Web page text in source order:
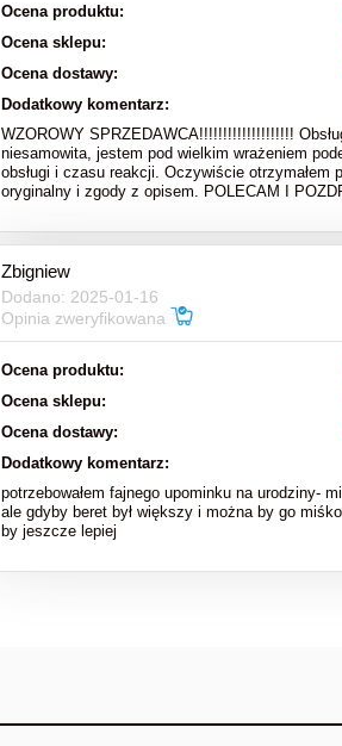
Ocena produktu:
Ocena sklepu:
Ocena dostawy:
Dodatkowy komentarz:
WZOROWY SPRZEDAWCA!!!!!!!!!!!!!!!!!!!!
niesamowita, jestem pod wielkim wrażeniem
obsługi i czasu reakcji. Oczywiście otrzymałem
oryginalny i zgody z opisem. POLECAM I
Zbigniew
Dodano: 2025-01-16
Opinia zweryfikowana
Ocena produktu:
Ocena sklepu:
Ocena dostawy:
Dodatkowy komentarz:
potrzebowałem fajnego upominku na urodziny-
ale gdyby beret był większy i można by go
by jeszcze lepiej